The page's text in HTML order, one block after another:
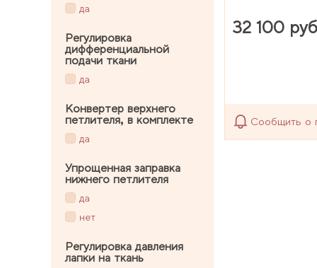
да
Регулировка
дифференциальной
подачи ткани
да
Конвертер верхнего
петлителя, в комплекте
да
Упрощенная заправка
нижнего петлителя
да
нет
Регулировка давления
лапки на ткань
32 100
Сообщить о